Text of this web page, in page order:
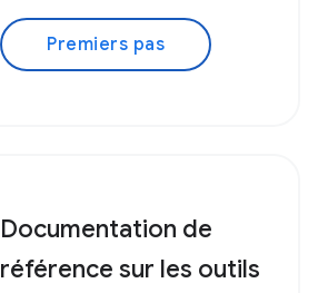
Premiers pas
Documentation de
référence sur les outils